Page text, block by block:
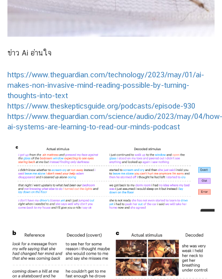
ข่าว Ai อ่านใจ
https://www.theguardian.com/technology/2023/may/01/ai-
makes-non-invasive-mind-reading-possible-by-turning-
thoughts-into-text
https://www.theskepticsguide.org/podcasts/episode-930
https://www.theguardian.com/science/audio/2023/may/04/how-
ai-systems-are-learning-to-read-our-minds-podcast